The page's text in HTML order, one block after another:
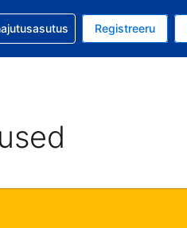
on USA dollar
keel on Eesti keeles
abi Registreeru